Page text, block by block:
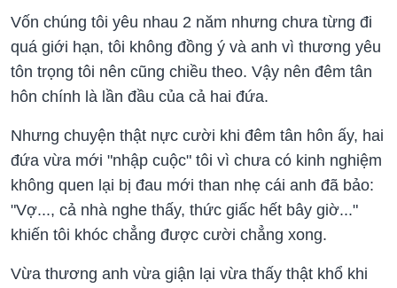
Vốn chúng tôi yêu nhau 2 năm nhưng chưa từng đi
quá giới hạn, tôi không đồng ý và anh vì thương yêu
tôn trọng tôi nên cũng chiều theo. Vậy nên đêm tân
hôn chính là lần đầu của cả hai đứa.
Nhưng chuyện thật nực cười khi đêm tân hôn ấy, hai
đứa vừa mới "nhập cuộc" tôi vì chưa có kinh nghiệm
không quen lại bị đau mới than nhẹ cái anh đã bảo:
"Vợ..., cả nhà nghe thấy, thức giấc hết bây giờ..."
khiến tôi khóc chẳng được cười chẳng xong.
Vừa thương anh vừa giận lại vừa thấy thật khổ khi